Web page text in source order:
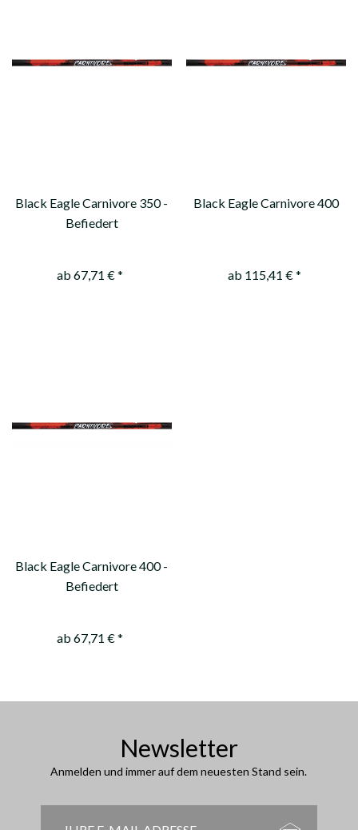
Black Eagle Carnivore 350 -
Befiedert
ab 67,71 € *
Black Eagle Carnivore 400
ab 115,41 € *
Black Eagle Carnivore 400 -
Befiedert
ab 67,71 € *
Newsletter
Anmelden und immer auf dem neuesten Stand sein.